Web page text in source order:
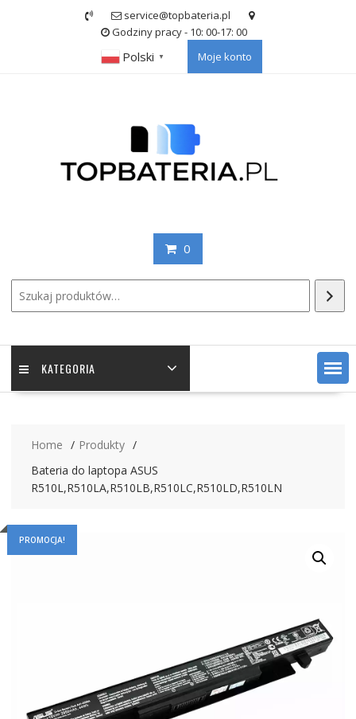
service@topbateria.pl
Godziny pracy - 10: 00-17: 00
Polski ▼ Moje konto
0
KATEGORIA
Home
Produkty
Bateria do laptopa ASUS
R510L,R510LA,R510LB,R510LC,R510LD,R510LN
PROMOCJA!